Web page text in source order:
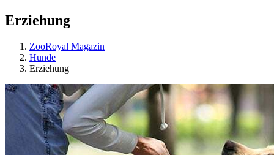
Erziehung
ZooRoyal Magazin
Hunde
Erziehung